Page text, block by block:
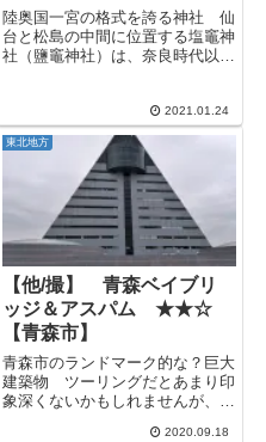
陸奥国一宮の格式を誇る神社 仙
台と松島の中間に位置する塩竈神
社（鹽竈神社）は、奈良時代以前
重んじられてきました。 海や塩
を神格化した塩土老翁神を祀り、
海上安全や大漁祈願など海に...
2021.01.24
東北地方
【他/撮】 青森ベイブリ
ッジ＆アスパム ★★☆
【青森市】
青森市のランドマーク的な？巨大
建築物 ツーリングだとあまり印
象深くないかもしれませんが、電
2020.09.18